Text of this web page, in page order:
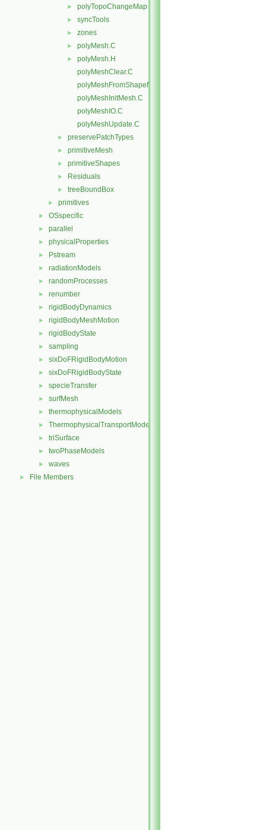
► polyTopoChangeMap
► syncTools
► zones
► polyMesh.C
►
polyMesh.H
polyMeshClear.C
polyMeshFromShapeMesh.C
polyMeshInitMesh.C
polyMeshIO.C
polyMeshUpdate.C
► preservePatchTypes
► primitiveMesh
► primitiveShapes
► Residuals
► treeBoundBox
► primitives
► OSspecific
► parallel
► physicalProperties
► Pstream
► radiationModels
► randomProcesses
► renumber
► rigidBodyDynamics
► rigidBodyMeshMotion
► rigidBodyState
► sampling
► sixDoFRigidBodyMotion
► sixDoFRigidBodyState
► specieTransfer
► surfMesh
► thermophysicalModels
► ThermophysicalTransportModels
► triSurface
► twoPhaseModels
► waves
► File Members